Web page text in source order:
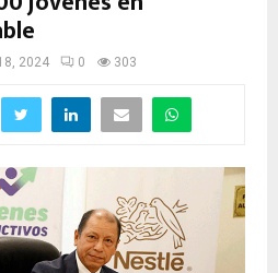
2024 0 303